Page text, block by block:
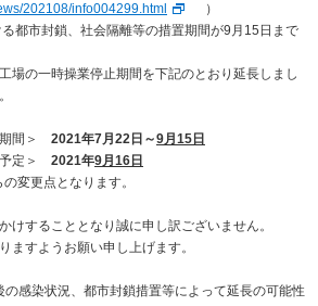
状況
戦
」への挑戦
くり」への挑戦
ポートページ
ト サポートページ
流通
202108/info004299.html
）
都市封鎖、社会隔離等の措置期間が9月15日まで
場の一時操業停止期間を下記のとおり延長しまし
間＞ 2021年7月22日～9月15日
定＞ 2021年9月16日
変更点となります。
けすることとなり誠に申し訳ございません。
ますようお願い申し上げます。
感染状況、都市封鎖措置等によって延長の可能性